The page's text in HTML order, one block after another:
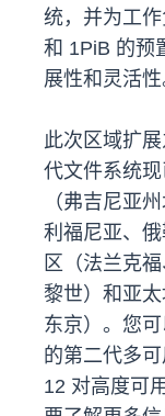
统，并为工
和 1PiB 的预
展性和灵活性
此次区域扩
代文件系统
（弗吉尼亚
利福尼亚、
区（法兰克
黎世）和亚
东京）。您
的第二代多
12 对高度可